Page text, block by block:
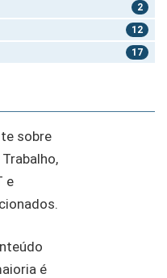
2
12
17
sobre
e
é